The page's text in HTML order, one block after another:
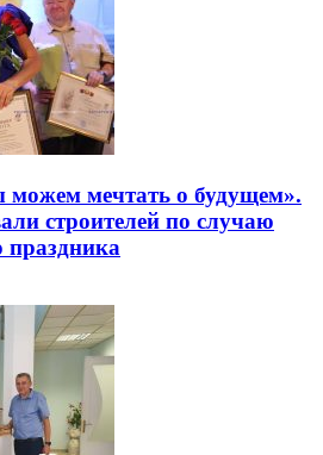
мечтать о будущем».
строителей по случаю
праздника